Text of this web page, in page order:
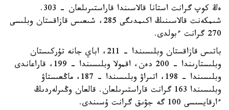
ەڭ كوپ گرانت استانا قالاسىندا قاراستىرىلعان - 303.
شىمكەنت قالاسىنىڭ اكىمدىگى 285، شىعىس قازاقستان وبلىسى
270 گرانت ءبولدى.
باتىس قازاقستان وبلىسىندا – 211، اباي جانە تۇركىستان
وبلىستارىندا – 200 دەن، اقمولا وبلىسىندا – 199، قاراعاندى
وبلىسىندا – 198، اتىراۋ وبلىسىندا – 187، ماڭعىستاۋ
وبلىسىندا 163 گرانت قاراستىرىلعان. قالعان وڭىرلەردىڭ
ءارقايسىسى 100 گە جۋىق گرانت ۇسىندى.